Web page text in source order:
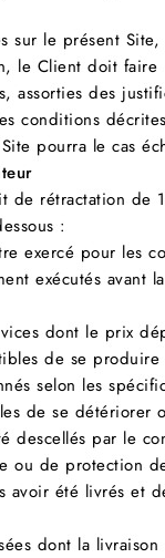
sur le présent
le Client doit faire
assorties des
conditions
pourra le cas
de rétractation
:
exercé pour les
exécutés
dont le prix
de se
selon les
de se
descellés par le
ou de protection
été livrés et
dont la